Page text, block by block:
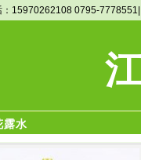
：15970262108 0795-7778551|
露水